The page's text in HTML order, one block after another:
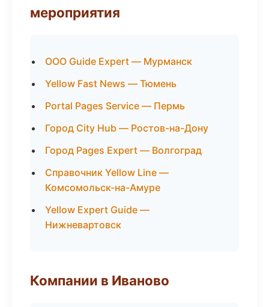
мероприятия
ООО Guide Expert — Мурманск
Yellow Fast News — Тюмень
Portal Pages Service — Пермь
Город City Hub — Ростов-на-Дону
Город Pages Expert — Волгоград
Справочник Yellow Line —
Комсомольск-на-Амуре
Yellow Expert Guide —
Нижневартовск
Компании в Иваново